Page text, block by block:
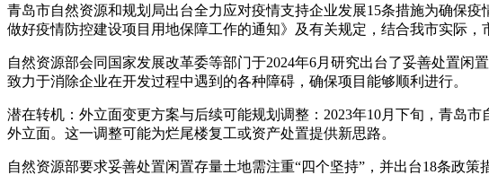
青岛市自然资源和规划局出台全力应对疫情支持企业发展15条措施为确保
做好疫情防控建设项目用地保障工作的通知》及有关规定，结合我市实际
自然资源部会同国家发展改革委等部门于2024年6月研究出台了妥善处置
致力于消除企业在开发过程中遇到的各种障碍，确保项目能够顺利进行。
潜在转机：外立面变更方案与后续可能规划调整：2023年10月下旬，青岛
外立面。这一调整可能为烂尾楼复工或资产处置提供新思路。
自然资源部要求妥善处置闲置存量土地需注重“四个坚持”，并出台18条政